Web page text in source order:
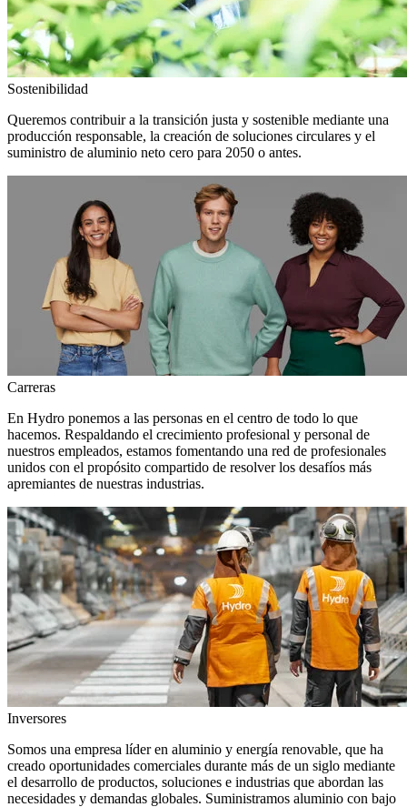
Sostenibilidad
Queremos contribuir a la transición justa y sostenible mediante una
producción responsable, la creación de soluciones circulares y el
suministro de aluminio neto cero para 2050 o antes.
Carreras
En Hydro ponemos a las personas en el centro de todo lo que
hacemos. Respaldando el crecimiento profesional y personal de
nuestros empleados, estamos fomentando una red de profesionales
unidos con el propósito compartido de resolver los desafíos más
apremiantes de nuestras industrias.
Inversores
Somos una empresa líder en aluminio y energía renovable, que ha
creado oportunidades comerciales durante más de un siglo mediante
el desarrollo de productos, soluciones e industrias que abordan las
necesidades y demandas globales. Suministramos aluminio con bajo